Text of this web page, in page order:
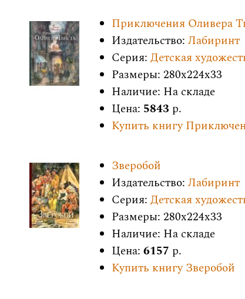
Приключения Оливера
Издательство: Лабиринт
Серия: Детская
Размеры: 280x224x33
Наличие: На складе
Цена: 5843 р.
Купить книгу
Зверобой
Издательство: Лабиринт
Серия: Детская
Размеры: 280x224x33
Наличие: На складе
Цена: 6157 р.
Купить книгу Зверобой